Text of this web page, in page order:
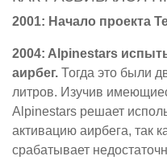
2001: Начало проекта
2004: Alpinestars
аирбег. Тогда это были
литров. Изучив
Alpinestars решает
активацию аирбега, так
срабатывает